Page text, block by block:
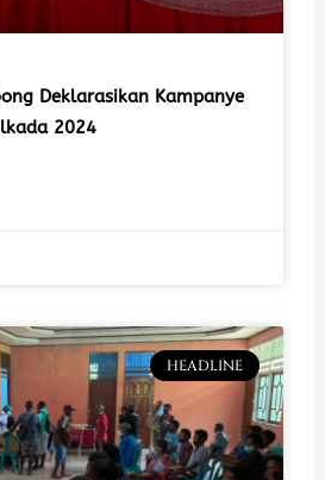
Deklarasikan Kampanye
2024
HEADLINE